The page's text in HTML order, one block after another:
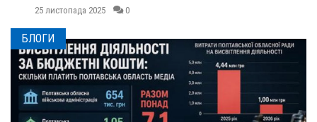
25 листопада 2025 0
БЛОГИ